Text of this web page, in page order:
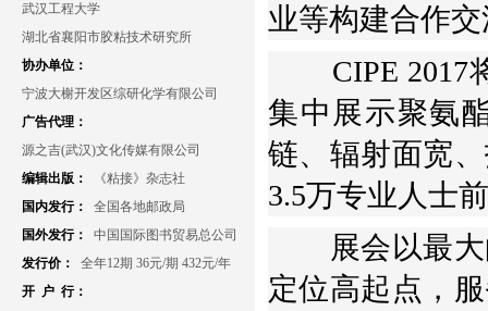
武汉工程大学
湖北省襄阳市胶粘技术研究所
协办单位：
宁波大榭开发区综研化学有限公司
广告代理：
源之吉(武汉)文化传媒有限公司
编辑出版：
《粘接》杂志社
国内发行：
全国各地邮政局
国外发行：
中国国际图书贸易总公司
发行价：
全年12期 36元/期 432元/年
开 户 行：
业等构建合作
CIPE 2017将
集中展示聚氨
链、辐射面宽
3.5万专业人士
展会以最大
定位高起点，